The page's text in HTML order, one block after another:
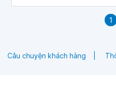
1
Câu chuyện khách hàng